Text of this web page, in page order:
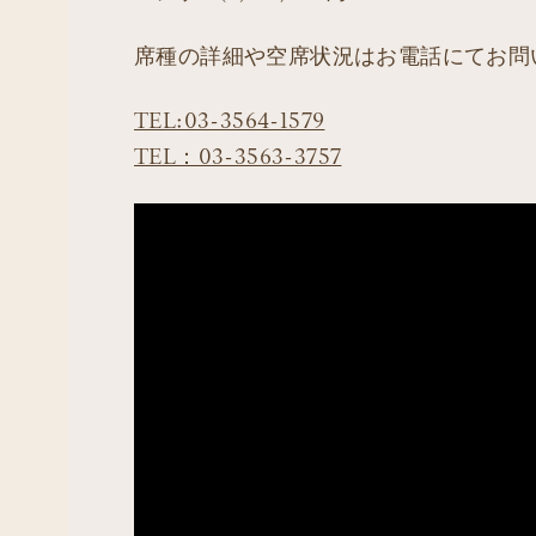
席種の詳細や空席状況はお電話にてお問
TEL:03-3564-1579
TEL：03-3563-3757